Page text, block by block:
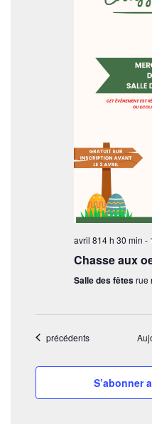
avril 814 h 30 min -
Chasse aux
Salle des fêtesrue
Évènements
précédents
S’abonner